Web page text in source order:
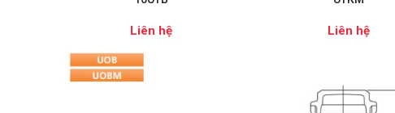
Liên hệ Liên hệ